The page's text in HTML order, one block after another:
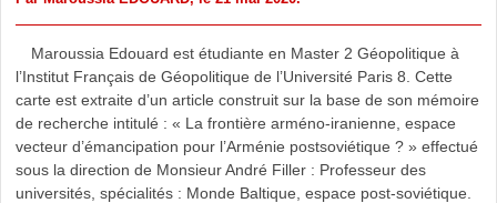
Maroussia Edouard est étudiante en Master 2 Géopolitique à
l’Institut Français de Géopolitique de l’Université Paris 8. Cette
carte est extraite d’un article construit sur la base de son mémoire
de recherche intitulé : « La frontière arméno-iranienne, espace
vecteur d’émancipation pour l’Arménie postsoviétique ? » effectué
sous la direction de Monsieur André Filler : Professeur des
universités, spécialités : Monde Baltique, espace post-soviétique.